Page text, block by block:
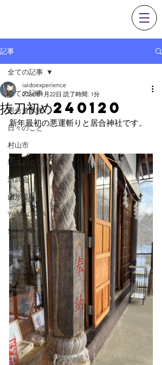
記事
全ての記事
居合道体験
日々のこと
村山市
地域おこし協力隊
演武会
山形県
YAMAGATA
SAMURAI
全ての記事
抜刀初め240120
iaidoexperience
2024年1月22日 読了時間: 1分
新年最初の悪運斬りと居合神社です。